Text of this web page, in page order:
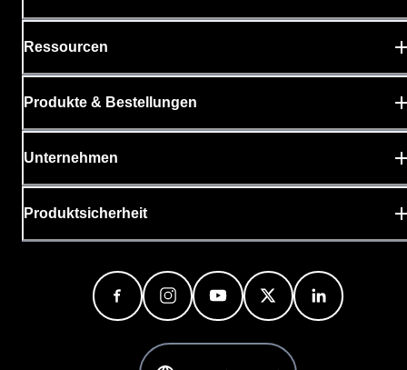
Ressourcen
Produkte & Bestellungen
Unternehmen
Produktsicherheit